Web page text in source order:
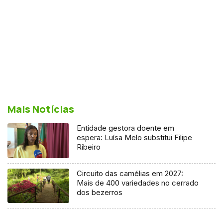
Mais Notícias
Entidade gestora doente em
espera: Luísa Melo substitui Filipe
Ribeiro
Circuito das camélias em 2027:
Mais de 400 variedades no cerrado
dos bezerros